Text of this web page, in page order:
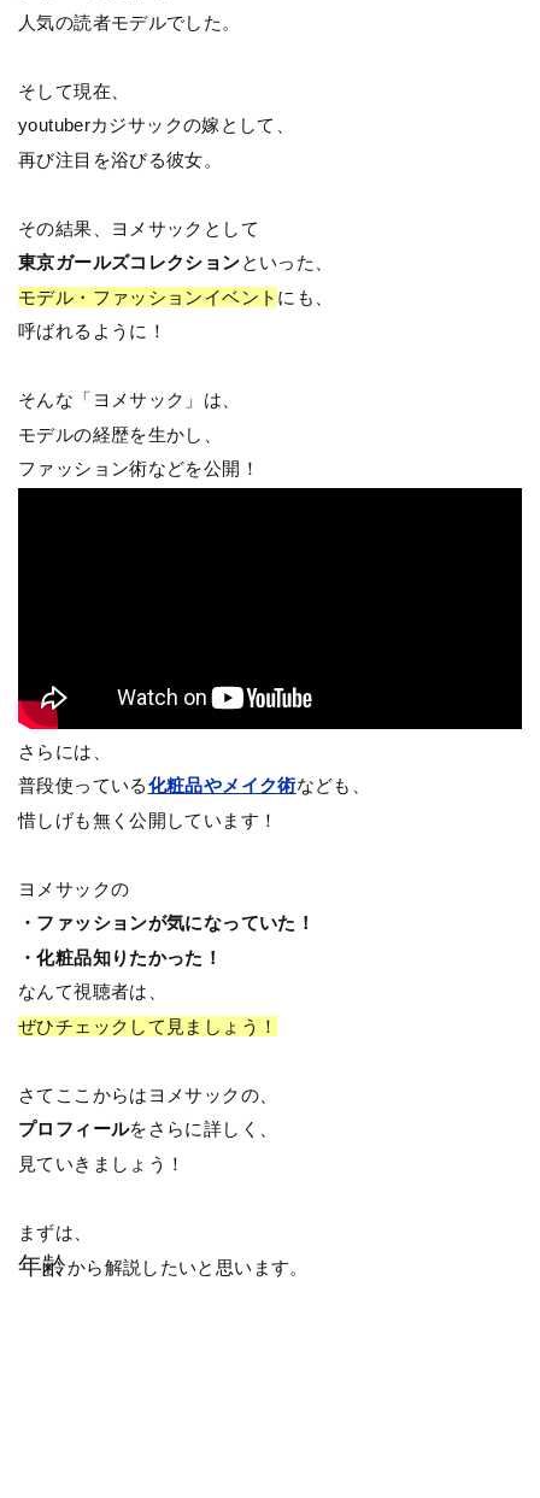
人気の読者モデルでした。
そして現在、
youtuberカジサックの嫁として、
再び注目を浴びる彼女。
その結果、ヨメサックとして
東京ガールズコレクションといった、
モデル・ファッションイベント にも、
呼ばれるように！
そんな「ヨメサック」は、
モデルの経歴を生かし、
ファッション術などを公開！
さらには、
普段使っている化粧品やメイク術なども、
惜しげも無く公開しています！
ヨメサックの
・ファッションが気になっていた！
・化粧品知りたかった！
なんて視聴者は、
ぜひチェックして見ましょう！
さてここからはヨメサックの、
プロフィールをさらに詳しく、
見ていきましょう！
まずは、
年齢から解説したいと思います。